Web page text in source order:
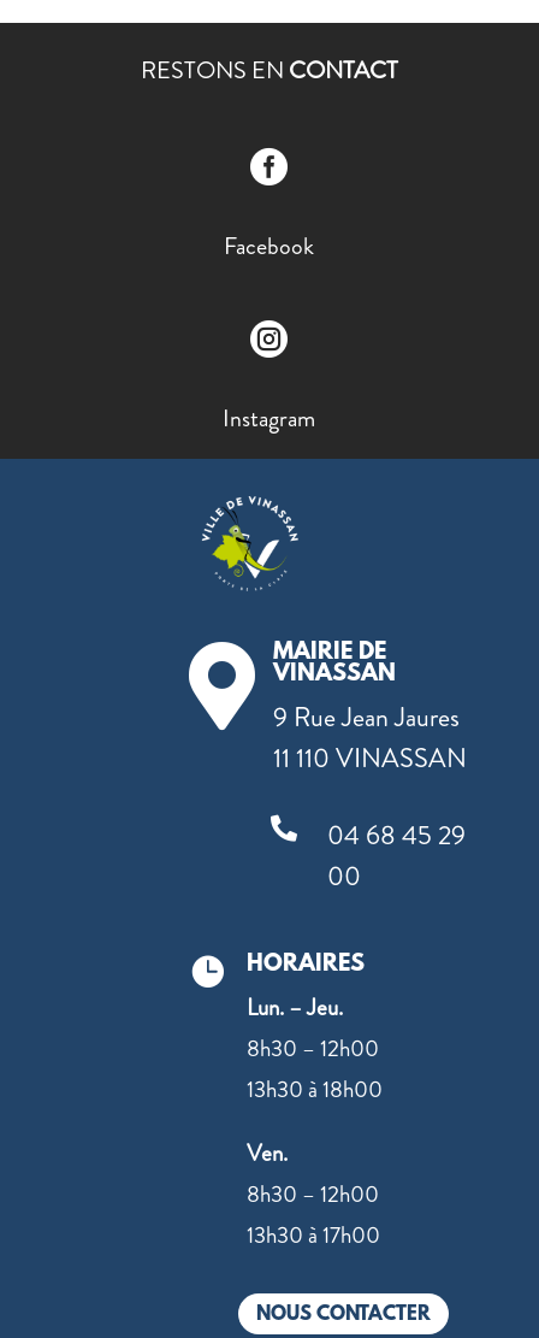
RESTONS EN CONTACT

Facebook

Instagram

MAIRIE DE
VINASSAN
9 Rue Jean Jaures
11 110 VINASSAN

04 68 45 29
00
 HORAIRES
Lun. – Jeu.
8h30 – 12h00
13h30 à 18h00
Ven.
8h30 – 12h00
13h30 à 17h00
NOUS CONTACTER